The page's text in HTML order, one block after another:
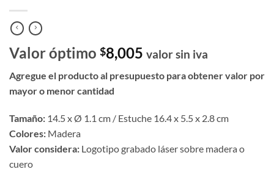
Valor óptimo $8,005 valor sin iva
Agregue el producto al presupuesto para obtener valor por
mayor o menor cantidad
Tamaño: 14.5 x Ø 1.1 cm / Estuche 16.4 x 5.5 x 2.8 cm
Colores: Madera
Valor considera: Logotipo grabado láser sobre madera o
cuero